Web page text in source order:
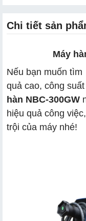
Chi tiết sản
Máy
Nếu bạn muốn
quả cao, công
hàn NBC-300GW
hiệu quả công
trội của máy nhé!